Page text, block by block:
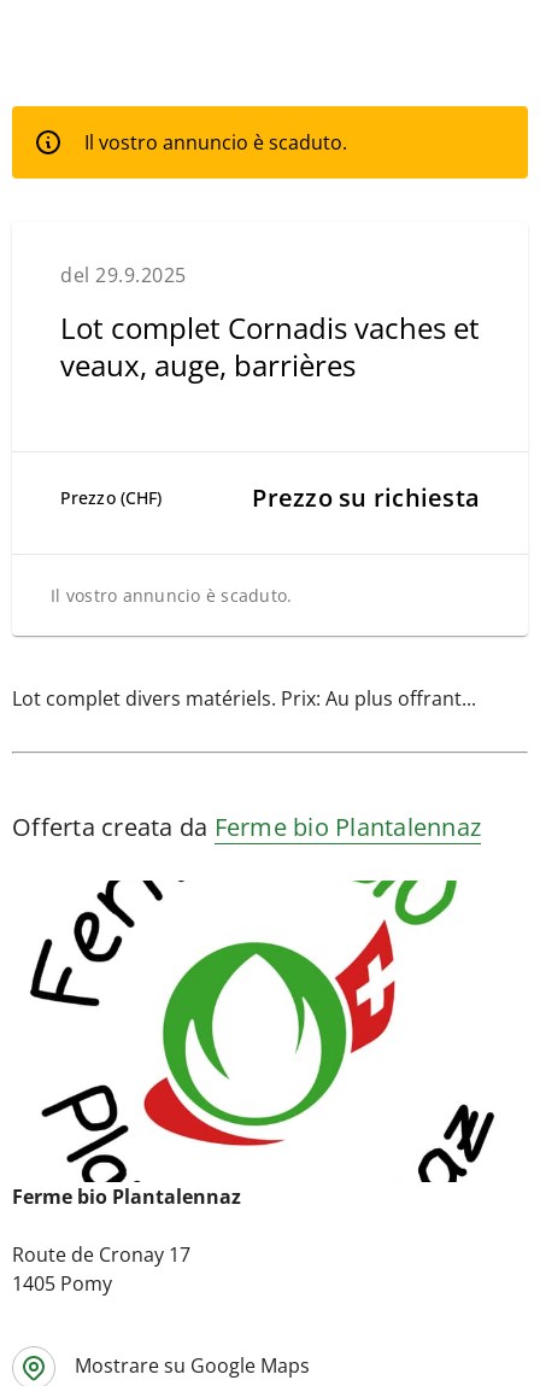
Il vostro annuncio è scaduto.
del 29.9.2025
Lot complet Cornadis vaches et
veaux, auge, barrières
Prezzo (CHF) Prezzo su richiesta
Il vostro annuncio è scaduto.
Lot complet divers matériels. Prix: Au plus offrant...
Offerta creata da Ferme bio Plantalennaz
Ferme bio Plantalennaz
Route de Cronay 17
1405 Pomy
Mostrare su Google Maps